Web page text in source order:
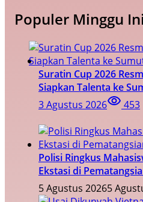
Populer Minggu Ini
Suratin Cup 2026
Siapkan Talenta ke
3 Agustus 2026
453
Polisi Ringkus
Ekstasi di
5 Agustus 20265